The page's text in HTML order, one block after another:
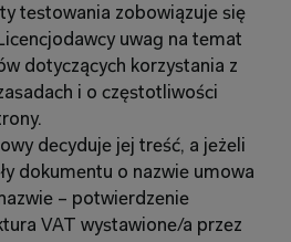
testowania zobowiązuje się
uwag na temat
dotyczących korzystania z
i o częstotliwości
decyduje jej treść, a jeżeli
dokumentu o nazwie umowa
– potwierdzenie
VAT wystawione/a przez